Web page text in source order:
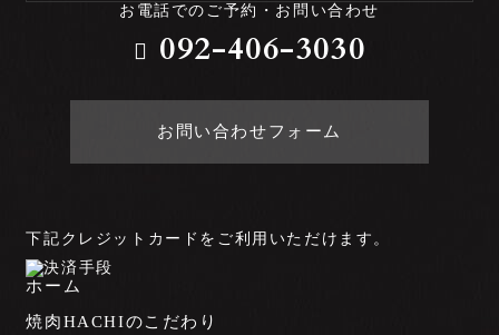
お電話でのご予約・お問い合わせ
092-406-3030
お問い合わせフォーム
下記クレジットカードをご利用いただけます。
ホーム
焼肉HACHIのこだわり